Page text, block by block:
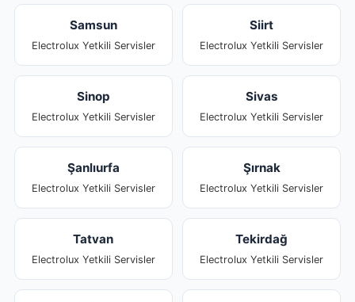
Samsun
Electrolux Yetkili Servisler
Siirt
Electrolux Yetkili Servisler
Sinop
Electrolux Yetkili Servisler
Sivas
Electrolux Yetkili Servisler
Şanlıurfa
Electrolux Yetkili Servisler
Şırnak
Electrolux Yetkili Servisler
Tatvan
Electrolux Yetkili Servisler
Tekirdağ
Electrolux Yetkili Servisler